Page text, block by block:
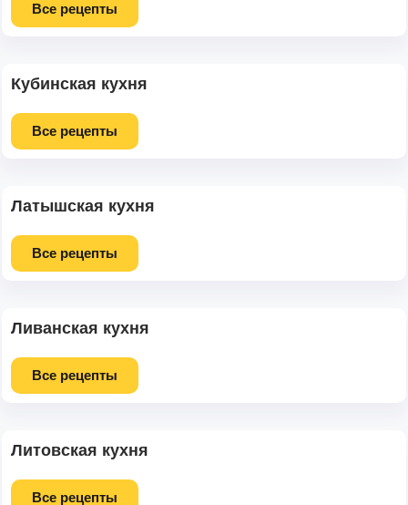
Все рецепты
Кубинская кухня
Все рецепты
Латышская кухня
Все рецепты
Ливанская кухня
Все рецепты
Литовская кухня
Все рецепты